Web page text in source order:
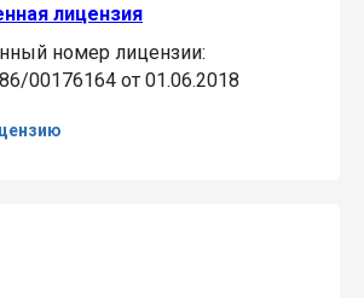
лицензия
номер лицензии:
00176164 от 01.06.2018